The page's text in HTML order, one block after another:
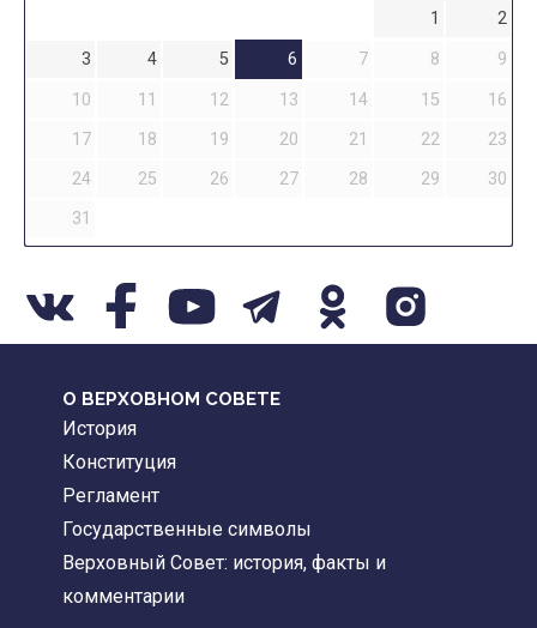
1
2
3
4 5 6 7 8
9
10
11 12 13 14 15
16
17
18 19 20 21 22
23
24
25 26 27 28 29
30
31
О ВЕРХОВНОМ СОВЕТЕ
История
Конституция
Регламент
Государственные символы
Верховный Совет: история, факты и
комментарии